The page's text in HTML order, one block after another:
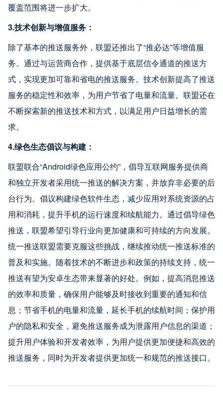
覆盖范围将进一步扩大。
3.技术创新与增值服务：
除了基本的推送服务外，联盟还推出了“推必达”等增值服
务。通过与运营商合作，提供基于底层信令通道的推送方
式，实现更加可靠和省电的推送服务。技术创新提高了推送
服务的稳定性和效率，为用户节省了电量和流量。联盟还在
不断探索新的推送技术和方式，以满足用户日益增长的需
求。
4.绿色生态倡议与构建：
联盟联合“Android绿色应用公约”，倡导互联网服务提供商
和独立开发者采用统一推送的解决方案，并放弃非必要的后
台行为。倡议构建绿色软件生态，减少应用对系统资源的占
用和消耗，提升手机的运行速度和续航能力。通过倡导绿色
推送，联盟希望引导行业向更加健康和可持续的方向发展。
统一推送联盟需要克服这些挑战，继续推动统一推送标准的
普及和实施。随着技术的不断进步和政策的持续支持，统一
推送有望为安卓生态带来显著的好处。例如，提高消息推送
的效率和质量，确保用户能够及时接收到重要的通知和信
息；节省手机的电量和流量，延长手机的续航时间；保护用
户的隐私和安全，避免推送服务成为泄露用户信息的渠道；
提升用户体验和开发者效率，为用户提供更加便捷和高效的
推送服务，同时为开发者提供更加统一和规范的推送接口。